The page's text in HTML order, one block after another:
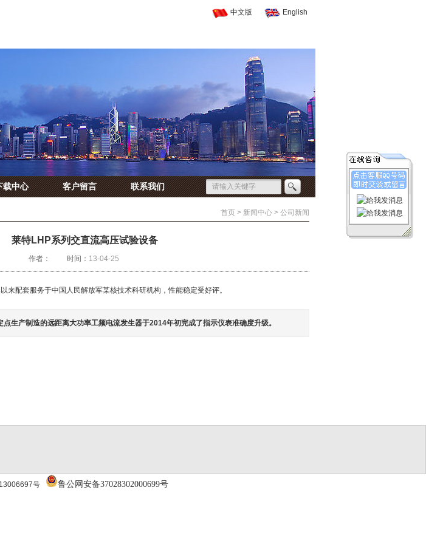
中文版 English
载中心 客户留言 联系我们
首页 > 新闻中心 > 公司新闻
莱特LHP系列交直流高压试验设备
作者： 时间： 13-04-25
来配套服务于中国人民解放军某核技术科研机构，性能稳定受好评。
生产制造的远距离大功率工频电流发生器于2014年初完成了指示仪表准确度升级。
号 鲁公网安备37028302000699号